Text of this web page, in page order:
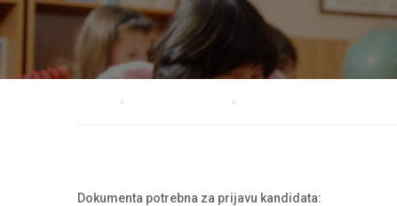
Dokumenta potrebna za prijavu kandidata: